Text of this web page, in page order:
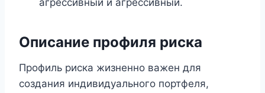
агрессивный и агрессивный.
Описание профиля риска
Профиль риска жизненно важен для
создания индивидуального портфеля,